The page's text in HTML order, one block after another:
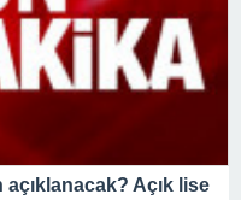
açıklanacak? Açık lise